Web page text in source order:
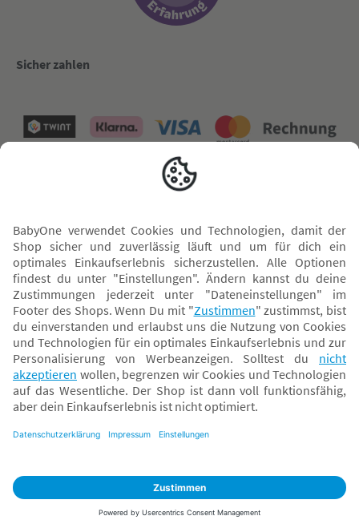
Sicher zahlen
* Alle Preise inkl. MwSt. und ggf. zzgl.Versandkosten. Der dargestellte Preis gilt -
abhängig von der von dir gewählten Option - im BabyOne-Onlineshop oder bei
Abholung in dem von dir gewählten BabyOne-Franchise-Betrieb. Der für den
Onlineshop geltende Preis stellt bei einem Verkauf durch unsere Franchise-
Nehmer eine unverbindliche Preisempfehlung dar. Der Verkaufspreis der
Franchise-Nehmer im Rahmen der Option „Reservieren und Abholen“ kann
Versandzeiten gelten nur bei Bezahlung mit einer der folgenden Zahlarten: